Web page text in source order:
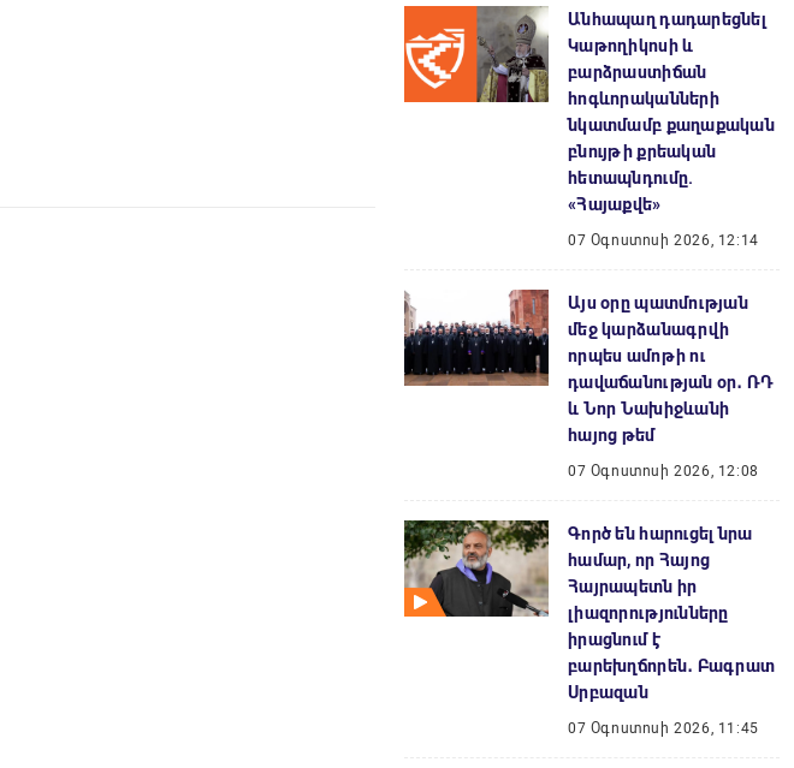
Անհապաղ դադարեցնել
Կաթողիկոսի և
բարձրաստիճան
հոգևորականների
նկատմամբ քաղաքական
բնույթի քրեական
հետապնդումը.
«Հայաքվե»
07 Օգոստոսի 2026, 12:14
Այս օրը պատմության
մեջ կարձանագրվի
որպես ամոթի ու
դավաճանության օր․ ՌԴ
և Նոր Նախիջևանի
հայոց թեմ
07 Օգոստոսի 2026, 12:08
Գործ են հարուցել նրա
համար, որ Հայոց
Հայրապետն իր
լիազորությունները
իրացնում է
բարեխղճորեն․ Բագրատ
Սրբազան
07 Օգոստոսի 2026, 11:45